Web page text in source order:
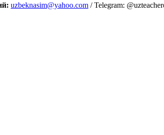
uzbeknasim@yahoo.com / Telegram: